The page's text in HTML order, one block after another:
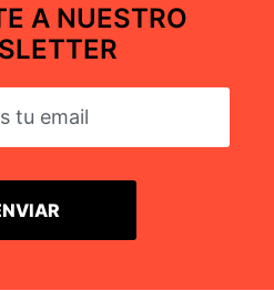
A NUESTRO